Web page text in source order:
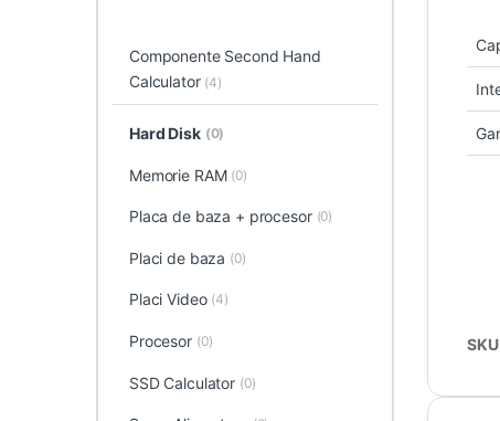
Componente Second Hand
Calculator (4)
Hard Disk (0)
Memorie RAM (0)
Placa de baza + procesor (0)
Placi de baza (0)
Placi Video (4)
Procesor (0)
SSD Calculator (0)